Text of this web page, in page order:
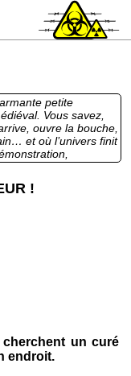
petite
Vous savez,
ouvre la bouche,
et où l’univers finit
Rico et Sarah, deux
en manifeste
une église. Le
sa nature, la justice
de malaise
eux-mêmes leur
qu’il y avait bien un
n’arrive pas par
!
un curé
endroit.